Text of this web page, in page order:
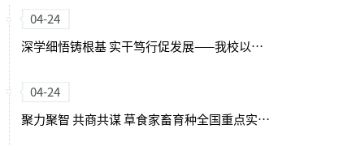
04-24
深学细悟铸根基 实干笃行促发展——我校以正确政绩观引领“十五五”开局新征程
04-24
聚力聚智 共商共谋 草食家畜育种全国重点实验室（筹）学术委员会会议召开